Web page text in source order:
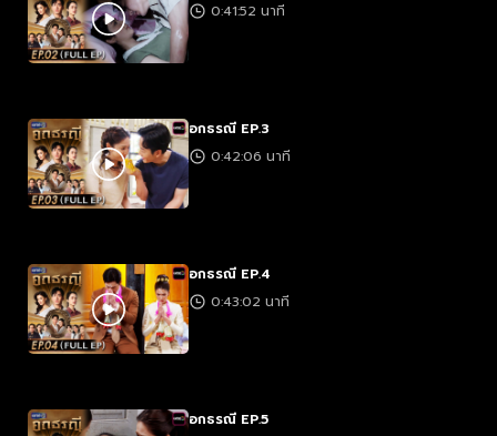
0:41:52 นาที
อกธรณี EP.3
0:42:06 นาที
อกธรณี EP.4
0:43:02 นาที
อกธรณี EP.5